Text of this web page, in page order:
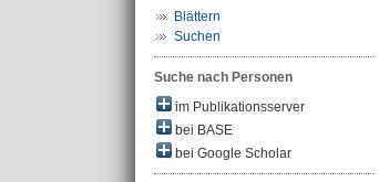
Blättern
Suchen
Suche nach Personen
im Publikationsserver
bei BASE
bei Google Scholar